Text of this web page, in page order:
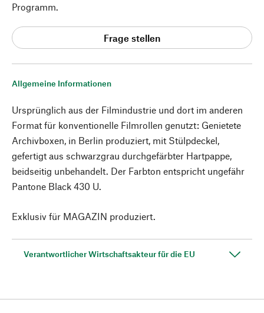
Allgemeine Informationen
Ursprünglich aus der Filmindustrie und dort im anderen
Format für konventionelle Filmrollen genutzt: Genietete
Archivboxen, in Berlin produziert, mit Stülpdeckel,
gefertigt aus schwarzgrau durchgefärbter Hartpappe,
beidseitig unbehandelt. Der Farbton entspricht ungefähr
Pantone Black 430 U.
Exklusiv für MAGAZIN produziert.
Verantwortlicher Wirtschaftsakteur für die EU
Programm.
Frage stellen